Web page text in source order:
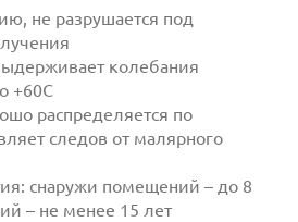
не разрушается под
колебания
+60С
распределяется по
следов от малярного
снаружи помещений – до 8
– не менее 15 лет